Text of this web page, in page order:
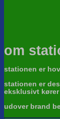
om
stationen er
stationen er
eksklusivt
udover brand